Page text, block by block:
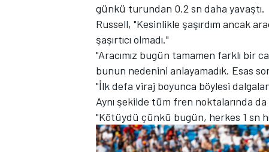
TÜRK SPORCULAR
günkü turundan 0.2 sn daha yavaştı.
Russell, "Kesinlikle şaşırdım ancak
şaşırtıcı olmadı."
"Aracımız bugün tamamen farklı bir
bunun nedenini anlayamadık. Esas
"İlk defa viraj boyunca böylesi
Aynı şekilde tüm fren noktalarında da
"Kötüydü çünkü bugün, herkes 1 sn